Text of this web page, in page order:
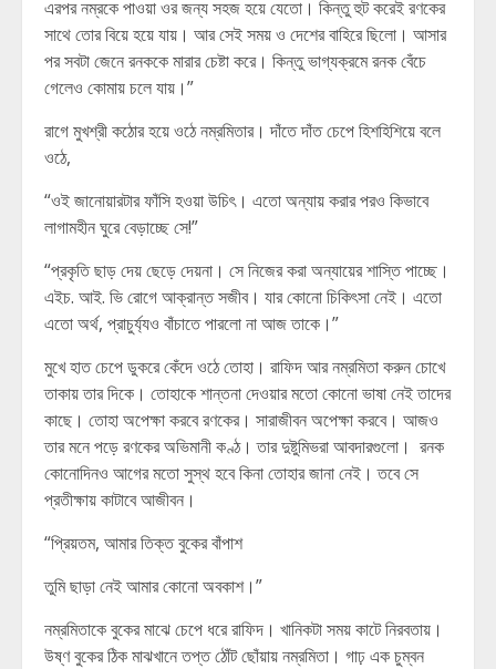
এরপর নম্রকে পাওয়া ওর জন্য সহজ হয়ে যেতো। কিন্তু হুট করেই রণকের
সাথে তোর বিয়ে হয়ে যায়। আর সেই সময় ও দেশের বাহিরে ছিলো। আসার
পর সবটা জেনে রনককে মারার চেষ্টা করে। কিন্তু ভাগ্যক্রমে রনক বেঁচে
গেলেও কোমায় চলে যায়।”
রাগে মুখশ্রী কঠোর হয়ে ওঠে নম্রমিতার। দাঁতে দাঁত চেপে হিশহিশিয়ে বলে
ওঠে,
“ওই জানোয়ারটার ফাঁসি হওয়া উচিৎ। এতো অন্যায় করার পরও কিভাবে
লাগামহীন ঘুরে বেড়াচ্ছে সে!”
“প্রকৃতি ছাড় দেয় ছেড়ে দেয়না। সে নিজের করা অন্যায়ের শাস্তি পাচ্ছে।
এইচ. আই. ভি রোগে আক্রান্ত সজীব। যার কোনো চিকিৎসা নেই। এতো
এতো অর্থ, প্রাচুর্য্যও বাঁচাতে পারলো না আজ তাকে।”
মুখে হাত চেপে ডুকরে কেঁদে ওঠে তোহা। রাফিদ আর নম্রমিতা করুন চোখে
তাকায় তার দিকে। তোহাকে শান্তনা দেওয়ার মতো কোনো ভাষা নেই তাদের
কাছে। তোহা অপেক্ষা করবে রণকের। সারাজীবন অপেক্ষা করবে। আজও
তার মনে পড়ে রণকের অভিমানী কণ্ঠ। তার দুষ্টুমিভরা আবদারগুলো। রনক
কোনোদিনও আগের মতো সুস্থ হবে কিনা তোহার জানা নেই। তবে সে
প্রতীক্ষায় কাটাবে আজীবন।
“প্রিয়তম, আমার তিক্ত বুকের বাঁপাশ
তুমি ছাড়া নেই আমার কোনো অবকাশ।”
নম্রমিতাকে বুকের মাঝে চেপে ধরে রাফিদ। খানিকটা সময় কাটে নিরবতায়।
উষ্ণ বুকের ঠিক মাঝখানে তপ্ত ঠোঁট ছোঁয়ায় নম্রমিতা। গাঢ় এক চুম্বন